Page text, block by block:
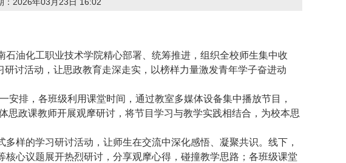
油化工职业技术学院精心部署、统筹推进，组织全校师生集中收
讨活动，让思政教育走深走实，以榜样力量激发青年学子奋进动
安排，各班级利用课堂时间，通过教室多媒体设备集中播放节目，
思政课教师开展观摩研讨，将节目学习与教学实践相结合，为校本思
多样的学习研讨活动 ， 让师生在交流中深化感悟、凝聚共识。 线下，
核心议题展开热烈研讨，分享观摩心得，碰撞教学思路；各班级课堂